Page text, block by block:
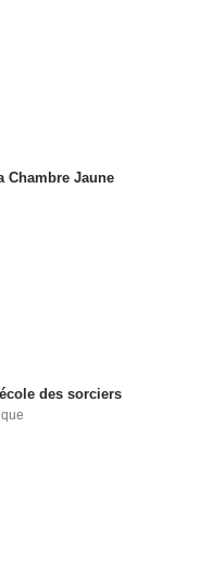
Chambre Jaune
des sorciers